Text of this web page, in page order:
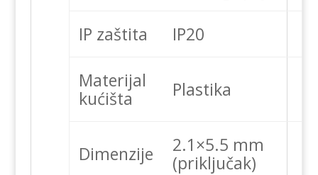
IP zaštita IP20
Materijal
kućišta
Plastika
Dimenzije
2.1×5.5 mm
(priključak)